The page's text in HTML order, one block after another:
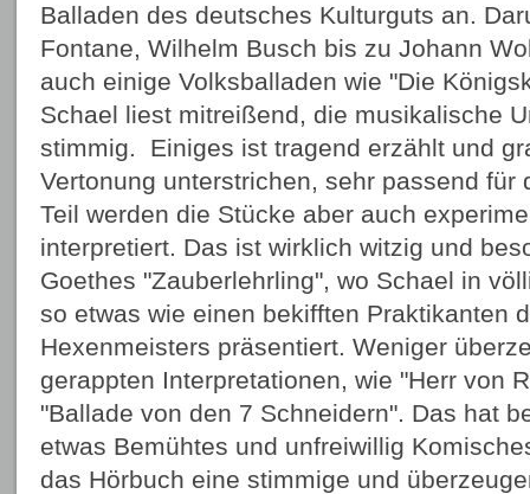
Balladen des deutsches Kulturguts an.
Fontane, Wilhelm Busch bis zu Johann
auch einige Volksballaden wie "Die
Schael liest mitreißend, die musikalische
stimmig. Einiges ist tragend erzählt und
Vertonung unterstrichen, sehr passend für
Teil werden die Stücke aber auch
interpretiert. Das ist wirklich witzig und
Goethes "Zauberlehrling", wo Schael in
so etwas wie einen bekifften Praktikanten
Hexenmeisters präsentiert. Weniger
gerappten Interpretationen, wie "Herr von
"Ballade von den 7 Schneidern". Das hat
etwas Bemühtes und unfreiwillig
das Hörbuch eine stimmige und